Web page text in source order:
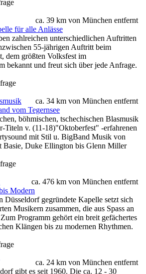
ca. 39 km von München entfernt
für alle Anlässe
zahlreichen unterschiedlichen Auftritten
55-jährigen Auftritt beim
dem größten Volksfest im
bekannt und freut sich über jede Anfrage.
ca. 34 km von München entfernt
vom Tegernsee
böhmischen, tschechischen Blasmusik
Titeln v. (11-18)"Oktoberfest" -erfahrenen
mit Stil u. BigBand Musik von
Basie, Duke Ellington bis Glenn Miller
ca. 476 km von München entfernt
Modern
gegründete Kapelle setzt sich
Musikern zusammen, die aus Spass an
Programm gehört ein breit gefächertes
Klängen bis zu modernen Rhythmen.
ca. 24 km von München entfernt
gibt es seit 1960. Die ca. 12 - 30